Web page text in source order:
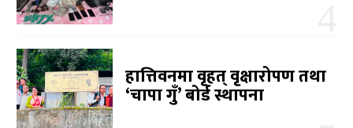
हात्तिवनमा वृहत् वृक्षारोपण तथा
‘चापा गुँ’ बोर्ड स्थापना